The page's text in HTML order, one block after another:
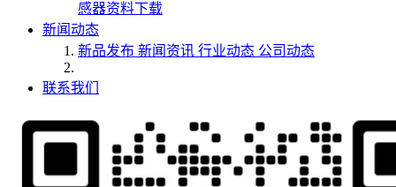
感器资料下载
新闻动态
新品发布 新闻资讯 行业动态 公司动态
联系我们